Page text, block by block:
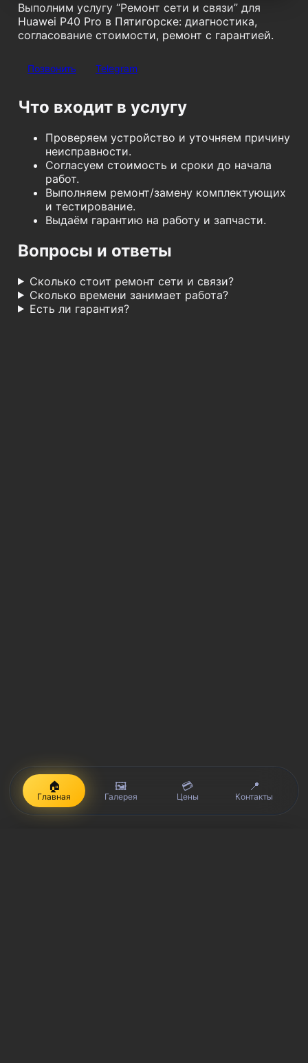
Выполним услугу “Ремонт сети и связи” для
Huawei P40 Pro в Пятигорске: диагностика,
согласование стоимости, ремонт с гарантией.
Позвонить Telegram
Что входит в услугу
Проверяем устройство и уточняем причину
неисправности.
Согласуем стоимость и сроки до начала
работ.
Выполняем ремонт/замену комплектующих
и тестирование.
Выдаём гарантию на работу и запчасти.
Вопросы и ответы
Сколько стоит ремонт сети и связи?
Сколько времени занимает работа?
Есть ли гарантия?
🏠
Главная
🖼️
Галерея
💳
Цены
📍
Контакты